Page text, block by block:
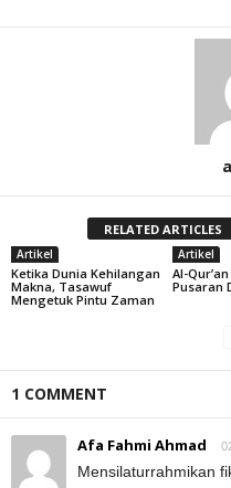
RELATED ARTICLES
Artikel
Ketika Dunia Kehilangan
Makna, Tasawuf
Mengetuk Pintu Zaman
Artikel
Al-
Pusaran
1 COMMENT
Afa Fahmi Ahmad
Mensilaturrahmikan